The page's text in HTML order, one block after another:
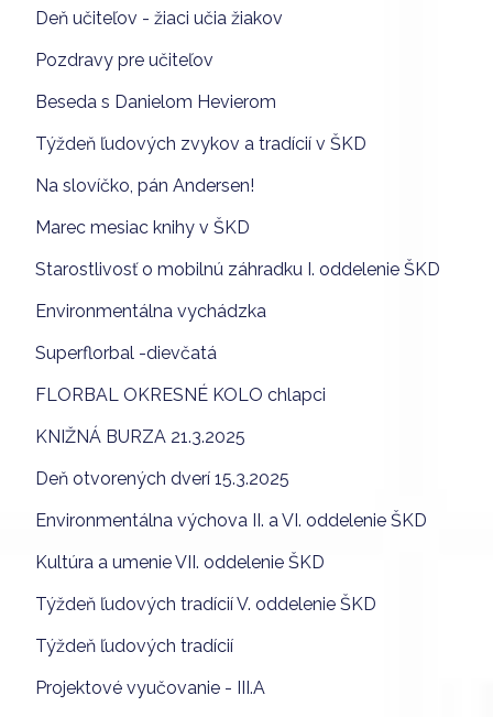
Deň učiteľov - žiaci učia žiakov
Pozdravy pre učiteľov
Beseda s Danielom Hevierom
Týždeň ľudových zvykov a tradícií v ŠKD
Na slovíčko, pán Andersen!
Marec mesiac knihy v ŠKD
Starostlivosť o mobilnú záhradku I. oddelenie ŠKD
Environmentálna vychádzka
Superflorbal -dievčatá
FLORBAL OKRESNÉ KOLO chlapci
KNIŽNÁ BURZA 21.3.2025
Deň otvorených dverí 15.3.2025
Environmentálna výchova II. a VI. oddelenie ŠKD
Kultúra a umenie VII. oddelenie ŠKD
Týždeň ľudových tradícií V. oddelenie ŠKD
Týždeň ľudových tradícií
Projektové vyučovanie - III.A